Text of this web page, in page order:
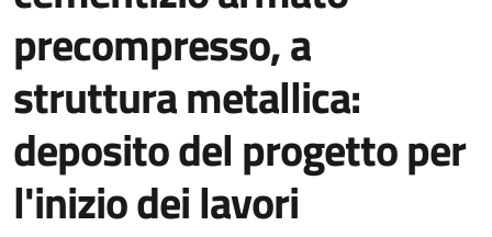
precompresso, a
struttura metallica:
deposito del progetto per
l'inizio dei lavori